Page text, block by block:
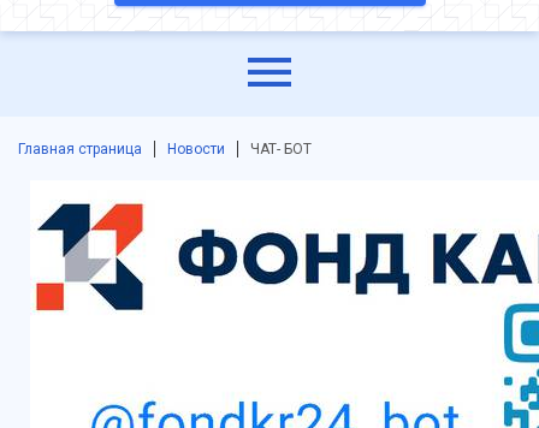
Главная страница Новости ЧАТ- БОТ